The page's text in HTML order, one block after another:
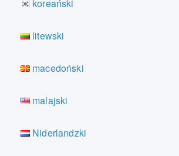
koreański
litewski
macedoński
malajski
Niderlandzki